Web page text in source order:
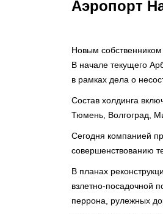
Аэропорт
Новым
В начале текущего
в рамках дела о
Состав холдинга
Тюмень, Волгоград,
Сегодня компанией
совершенствованию
В планах
взлетно-посадочной
перрона, рулежных